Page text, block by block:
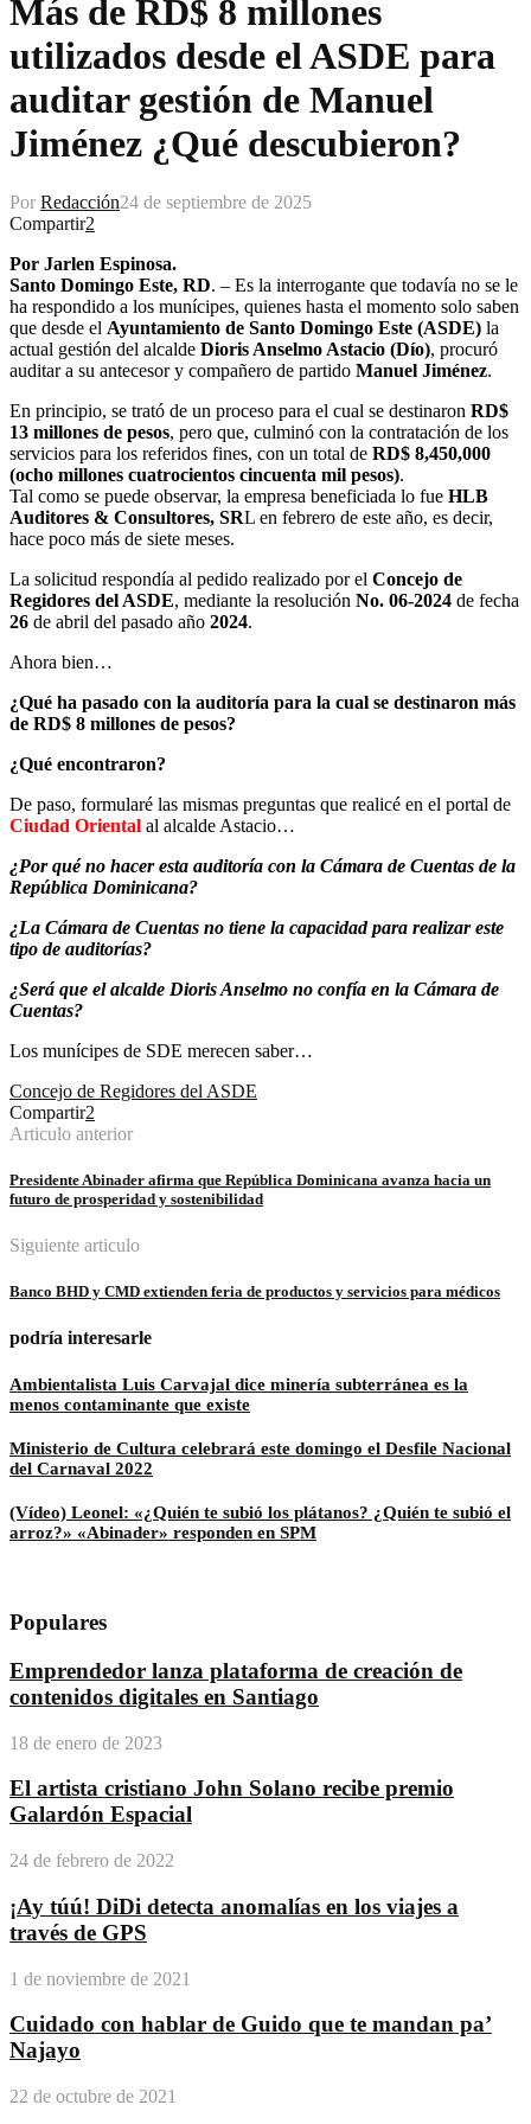
Más de RD$ 8 millones
utilizados desde el ASDE para
auditar gestión de Manuel
Jiménez ¿Qué descubieron?
Por Redacción24 de septiembre de 2025
Compartir2
Por Jarlen Espinosa.
Santo Domingo Este, RD. – Es la interrogante que todavía no se le
ha respondido a los munícipes, quienes hasta el momento solo saben
que desde el Ayuntamiento de Santo Domingo Este (ASDE) la
actual gestión del alcalde Dioris Anselmo Astacio (Dío), procuró
auditar a su antecesor y compañero de partido Manuel Jiménez.
En principio, se trató de un proceso para el cual se destinaron RD$
13 millones de pesos, pero que, culminó con la contratación de los
servicios para los referidos fines, con un total de RD$ 8,450,000
(ocho millones cuatrocientos cincuenta mil pesos).
Tal como se puede observar, la empresa beneficiada lo fue HLB
Auditores & Consultores, SRL en febrero de este año, es decir,
hace poco más de siete meses.
La solicitud respondía al pedido realizado por el Concejo de
Regidores del ASDE, mediante la resolución No. 06-2024 de fecha
26 de abril del pasado año 2024.
Ahora bien…
¿Qué ha pasado con la auditoría para la cual se destinaron más
de RD$ 8 millones de pesos?
¿Qué encontraron?
De paso, formularé las mismas preguntas que realicé en el portal de
Ciudad Oriental al alcalde Astacio…
¿Por qué no hacer esta auditoría con la Cámara de Cuentas de la
República Dominicana?
¿La Cámara de Cuentas no tiene la capacidad para realizar este
tipo de auditorías?
¿Será que el alcalde Dioris Anselmo no confía en la Cámara de
Cuentas?
Los munícipes de SDE merecen saber…
Concejo de Regidores del ASDE
Compartir2
Articulo anterior
Presidente Abinader afirma que República Dominicana avanza hacia un
futuro de prosperidad y sostenibilidad
Siguiente articulo
Banco BHD y CMD extienden feria de productos y servicios para médicos
podría interesarle
Ambientalista Luis Carvajal dice minería subterránea es la
menos contaminante que existe
Ministerio de Cultura celebrará este domingo el Desfile Nacional
del Carnaval 2022
(Vídeo) Leonel: «¿Quién te subió los plátanos? ¿Quién te subió el
arroz?» «Abinader» responden en SPM
Populares
Emprendedor lanza plataforma de creación de
contenidos digitales en Santiago
18 de enero de 2023
El artista cristiano John Solano recibe premio
Galardón Espacial
24 de febrero de 2022
¡Ay túú! DiDi detecta anomalías en los viajes a
través de GPS
1 de noviembre de 2021
Cuidado con hablar de Guido que te mandan pa’
Najayo
22 de octubre de 2021